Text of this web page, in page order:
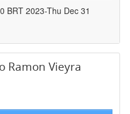
BRT 2023-Thu Dec 31
Ramon Vieyra